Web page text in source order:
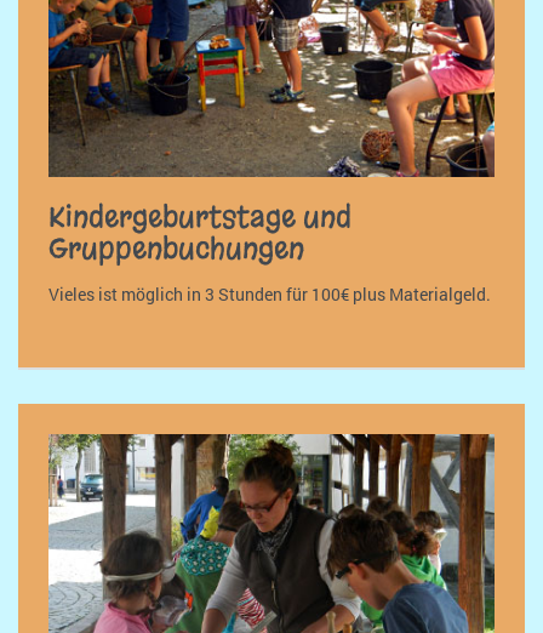
Kindergeburtstage und
Gruppenbuchungen
Vieles ist möglich in 3 Stunden für 100€ plus Materialgeld.